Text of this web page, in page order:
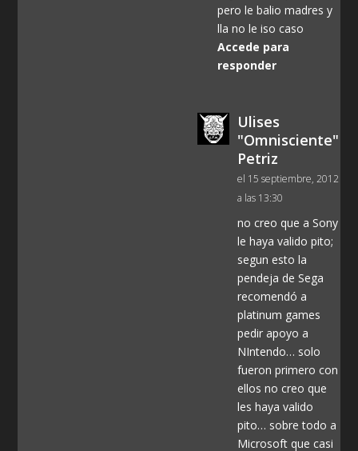
pero le balio madres y
lla no le iso caso
Accede para
responder
Ulises
"Omnisciente"
Petriz
el 15 septiembre, 2012
a las 13:30
no creo que a Sony
le haya valido pito;
segun esto la
pendeja de Sega
recomendó a
platinum games
pedir apoyo a
NIntendo… solo
fueron primero con
ellos no creo que
les haya valido
pito… sobre todo a
Microsoft que casi